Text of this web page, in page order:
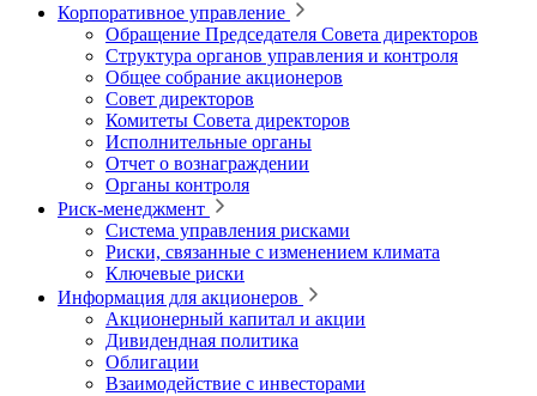
Корпоративное управление
Обращение Председателя Совета директоров
Структура органов управления и контроля
Общее собрание акционеров
Совет директоров
Комитеты Совета директоров
Исполнительные органы
Отчет о вознаграждении
Органы контроля
Риск-менеджмент
Система управления рисками
Риски, связанные с изменением климата
Ключевые риски
Информация для акционеров
Акционерный капитал и акции
Дивидендная политика
Облигации
Взаимодействие с инвесторами